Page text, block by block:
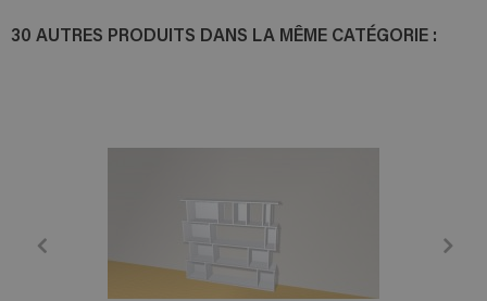
30 AUTRES PRODUITS DANS LA MÊME CATÉGORIE :